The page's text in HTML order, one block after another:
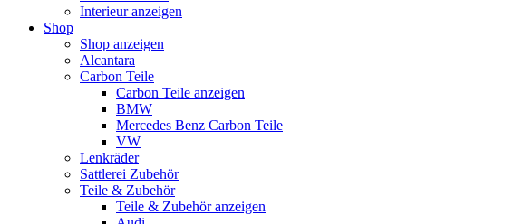
Interieur anzeigen
Shop
Shop anzeigen
Alcantara
Carbon Teile
Carbon Teile anzeigen
BMW
Mercedes Benz Carbon Teile
VW
Lenkräder
Sattlerei Zubehör
Teile & Zubehör
Teile & Zubehör anzeigen